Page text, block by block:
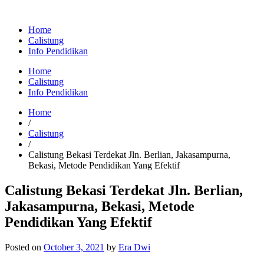
Home
Calistung
Info Pendidikan
Home
Calistung
Info Pendidikan
Home
/
Calistung
/
Calistung Bekasi Terdekat Jln. Berlian, Jakasampurna,
Bekasi, Metode Pendidikan Yang Efektif
Calistung Bekasi Terdekat Jln. Berlian,
Jakasampurna, Bekasi, Metode
Pendidikan Yang Efektif
Posted on October 3, 2021 by Era Dwi